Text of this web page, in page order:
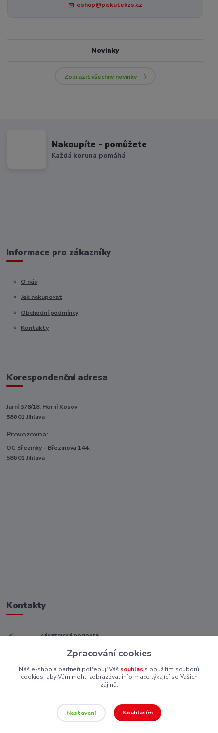
eshop@piskutekzs.cz
Novinky
Zobrazit všechny novinky
Nakoupíte - pomůžete
Každá koruna pomáhá
Informace pro zákazníky
O nás
Jak nakupovat
Obchodní podmínky
Kontakty
Korespondenční adresa
Jarní 378/18, Horní Kosov
586 01 Jihlava
Provozovna:
OC Březinky - Březinova 144,
586 01 Jihlava
Kontakty
Zákaznická podpora
(Po-Pá, 8-16 hod.)
eshop@piskutekzs.cz
Zpracování cookies
Náš e-shop a partneři potřebují Váš souhlas s použitím souborů
cookies, aby Vám mohli zobrazovat informace týkající se Vašich
zájmů.
Nastavení Souhlasím